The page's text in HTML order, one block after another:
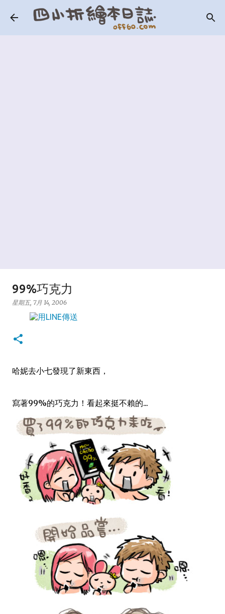
跳到主要內容
99%巧克力
星期五, 7月 14, 2006
哈妮去小七發現了新東西，
寫著99%的巧克力！看起來挺不賴的...